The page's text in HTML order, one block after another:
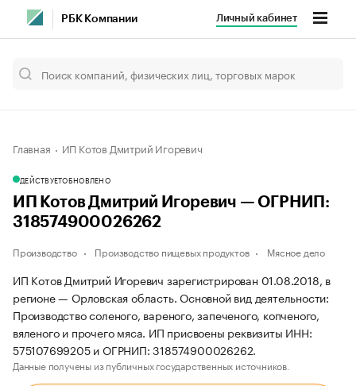
РБК Компании Личный кабинет
Главная ИП Котов Дмитрий Игоревич
ДЕЙСТВУЕТОБНОВЛЕНО
ИП Котов Дмитрий Игоревич — ОГРНИП:
318574900026262
Производство Производство пищевых продуктов Мясное дело
ИП Котов Дмитрий Игоревич зарегистрирован 01.08.2018, в
регионе — Орловская область. Основной вид деятельности:
Производство соленого, вареного, запеченого, копченого,
вяленого и прочего мяса. ИП присвоены реквизиты ИНН:
575107699205 и ОГРНИП: 318574900026262.
Данные получены из публичных государственных источников.